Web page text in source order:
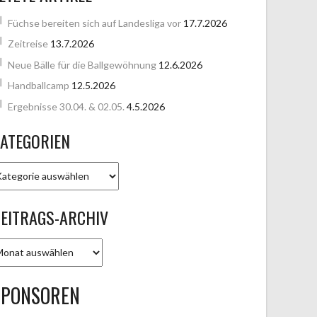
Füchse bereiten sich auf Landesliga vor 17.7.2026
Zeitreise 13.7.2026
Neue Bälle für die Ballgewöhnung 12.6.2026
Handballcamp 12.5.2026
Ergebnisse 30.04. & 02.05. 4.5.2026
ARCHIV